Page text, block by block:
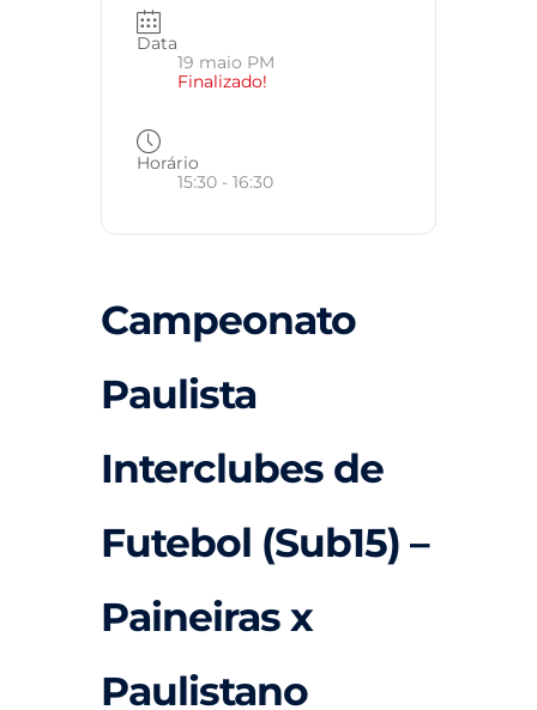
Data
19 maio PM
Finalizado!
Horário
15:30 - 16:30
Campeonato
Paulista
Interclubes de
Futebol (Sub15) –
Paineiras x
Paulistano